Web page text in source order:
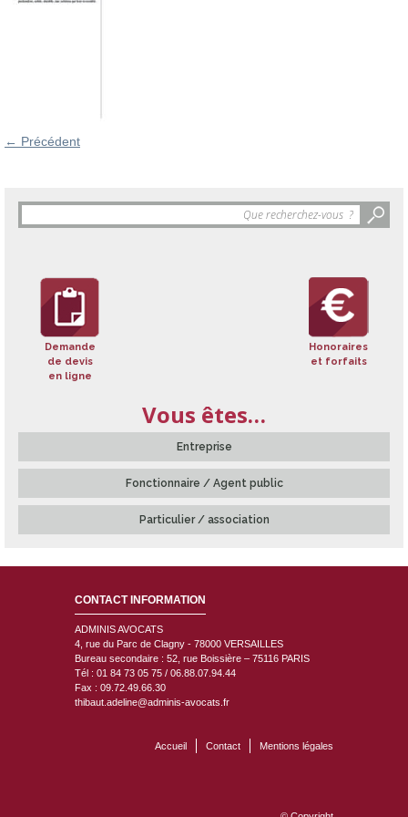
← Précédent
Objet
de
Demande
de devis
en ligne
Honoraires
et forfaits
Vous êtes…
Entreprise
Fonctionnaire / Agent public
Particulier / association
CONTACT INFORMATION
ADMINIS AVOCATS
4, rue du Parc de Clagny - 78000 VERSAILLES
Bureau secondaire : 52, rue Boissière – 75116 PARIS
Tél : 01 84 73 05 75 / 06.88.07.94.44
Fax : 09.72.49.66.30
thibaut.adeline@adminis-avocats.fr
Accueil Contact Mentions légales